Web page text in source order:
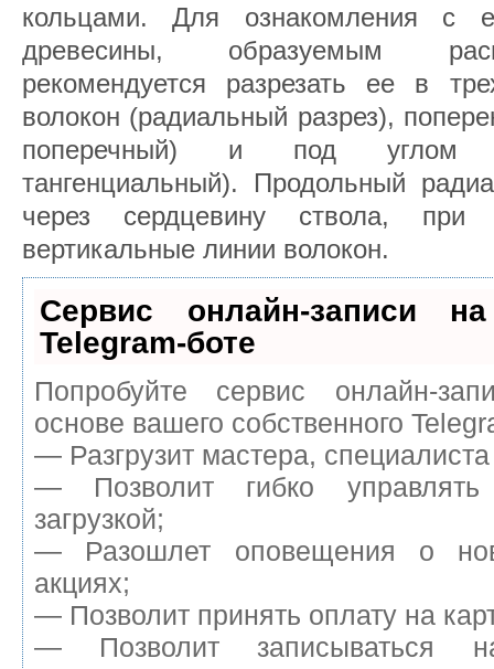
кольцами. Для ознакомления с
древесины, образуемым
рекомендуется разрезать ее в
волокон (радиальный разрез),
поперечный) и под углом
тангенциальный). Продольный
через сердцевину ствола,
вертикальные линии волокон.
Сервис онлайн-записи
Telegram-боте
Попробуйте сервис онлайн-
основе вашего собственного
— Разгрузит мастера,
— Позволит гибко
загрузкой;
— Разошлет оповещения о
акциях;
— Позволит принять оплату на
— Позволит записываться